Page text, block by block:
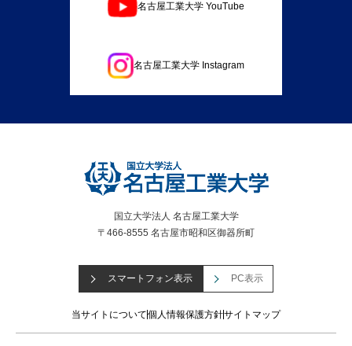
名古屋工業大学 YouTube
名古屋工業大学 Instagram
国立大学法人 名古屋工業大学
〒466-8555 名古屋市昭和区御器所町
スマートフォン表示 PC表示
当サイトについて個人情報保護方針サイトマップ